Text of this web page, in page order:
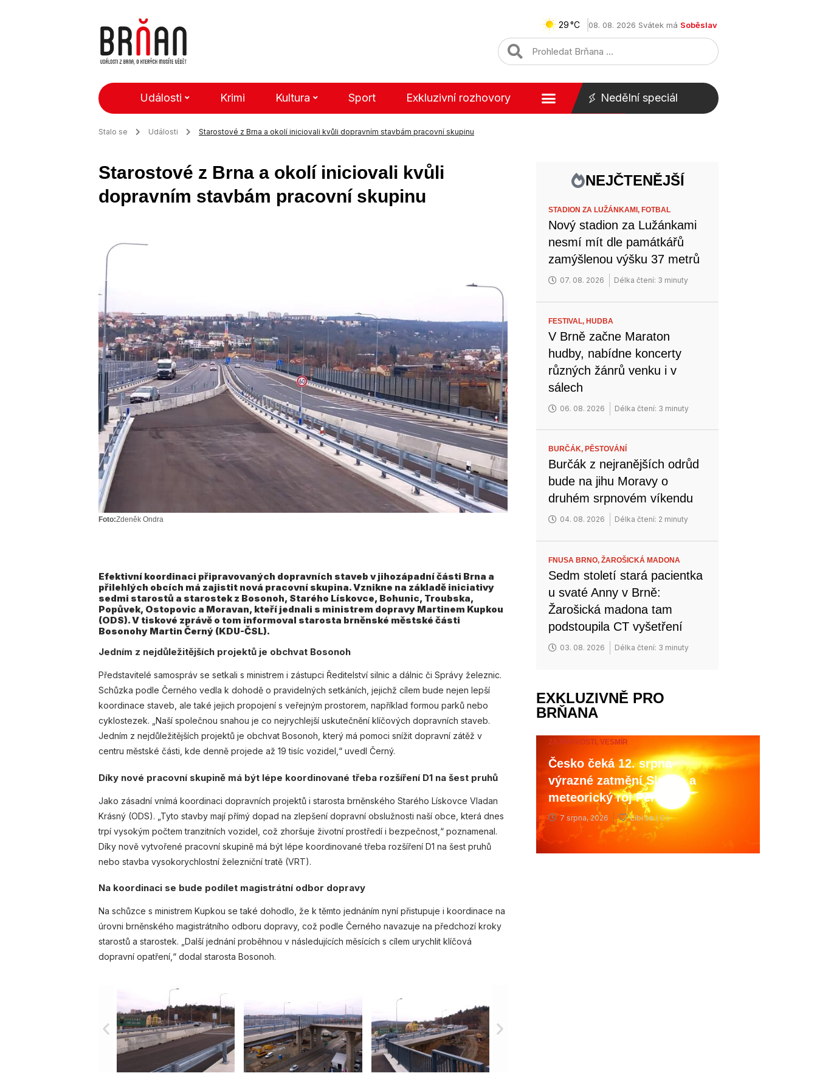
29 08. 08. 2026 Svátek má Soběslav
Události Krimi Kultura Sport Exkluzivní rozhovory Nedělní speciál
Stalo se Události Starostové z Brna a okolí iniciovali kvůli dopravním stavbám pracovní skupinu
Starostové z Brna a okolí iniciovali kvůli
dopravním stavbám pracovní skupinu
Foto:Zdeněk Ondra
Efektivní koordinaci připravovaných dopravních staveb v jihozápadní části Brna a
přilehlých obcích má zajistit nová pracovní skupina. Vznikne na základě iniciativy
sedmi starostů a starostek z Bosonoh, Starého Lískovce, Bohunic, Troubska,
Popůvek, Ostopovic a Moravan, kteří jednali s ministrem dopravy Martinem Kupkou
(ODS). V tiskové zprávě o tom informoval starosta brněnské městské části
Bosonohy Martin Černý (KDU-ČSL).
Jedním z nejdůležitějších projektů je obchvat Bosonoh
Představitelé samospráv se setkali s ministrem i zástupci Ředitelství silnic a dálnic či Správy železnic.
Schůzka podle Černého vedla k dohodě o pravidelných setkáních, jejichž cílem bude nejen lepší
koordinace staveb, ale také jejich propojení s veřejným prostorem, například formou parků nebo
cyklostezek. „Naší společnou snahou je co nejrychlejší uskutečnění klíčových dopravních staveb.
Jedním z nejdůležitějších projektů je obchvat Bosonoh, který má pomoci snížit dopravní zátěž v
centru městské části, kde denně projede až 19 tisíc vozidel,“ uvedl Černý.
Díky nové pracovní skupině má být lépe koordinované třeba rozšíření D1 na šest pruhů
Jako zásadní vnímá koordinaci dopravních projektů i starosta brněnského Starého Lískovce Vladan
Krásný (ODS). „Tyto stavby mají přímý dopad na zlepšení dopravní obslužnosti naší obce, která dnes
trpí vysokým počtem tranzitních vozidel, což zhoršuje životní prostředí i bezpečnost,“ poznamenal.
Díky nově vytvořené pracovní skupině má být lépe koordinované třeba rozšíření D1 na šest pruhů
nebo stavba vysokorychlostní železniční tratě (VRT).
Na koordinaci se bude podílet magistrátní odbor dopravy
Na schůzce s ministrem Kupkou se také dohodlo, že k těmto jednáním nyní přistupuje i koordinace na
úrovni brněnského magistrátního odboru dopravy, což podle Černého navazuje na předchozí kroky
starostů a starostek. „Další jednání proběhnou v následujících měsících s cílem urychlit klíčová
dopravní opatření,“ dodal starosta Bosonoh.
NEJČTENĚJŠÍ
STADION ZA LUŽÁNKAMI, FOTBAL
Nový stadion za Lužánkami
nesmí mít dle památkářů
zamýšlenou výšku 37 metrů
07. 08. 2026 Délka čtení: 3 minuty
FESTIVAL,HUDBA
V Brně začne Maraton
hudby, nabídne koncerty
různých žánrů venku i v
sálech
06. 08. 2026 Délka čtení: 3 minuty
BURČÁK, PĚSTOVÁNÍ
Burčák z nejranějších odrůd
bude na jihu Moravy o
druhém srpnovém víkendu
04. 08. 2026 Délka čtení: 2 minuty
FNUSA BRNO,ŽAROŠICKÁ MADONA
Sedm století stará pacientka
u svaté Anny v Brně:
Žarošická madona tam
podstoupila CT vyšetření
03. 08. 2026 Délka čtení: 3 minuty
EXKLUZIVNĚ PRO
BRŇANA
ZAJÍMAVOSTI,VESMÍR
Česko čeká 12. srpna
výrazné zatmění Slunce a
meteorický roj Perseid
7 srpna, 2026 Líbí se (0 )